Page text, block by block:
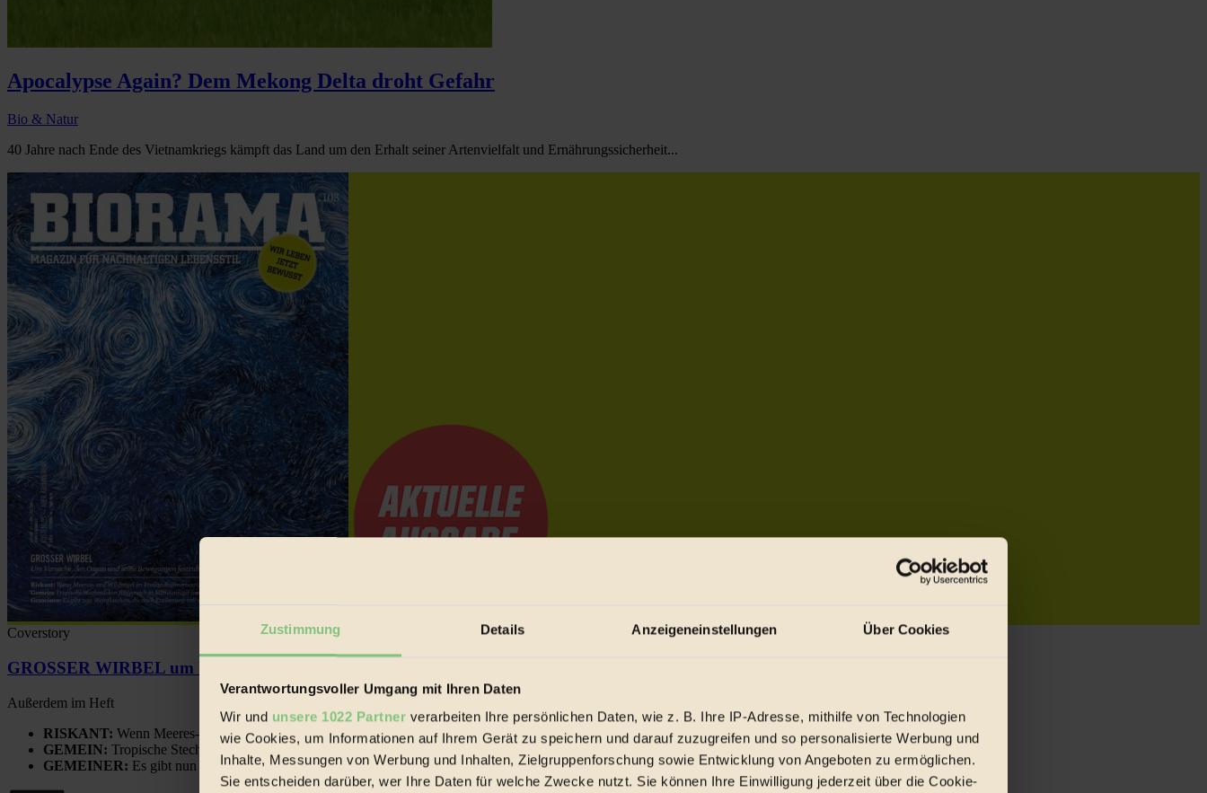
Zustimmung Details Anzeigeneinstellungen Über Cookies
Verantwortungsvoller Umgang mit Ihren Daten
Wir und unsere 1022 Partner verarbeiten Ihre persönlichen Daten, wie z. B. Ihre IP-Adresse, mithilfe von Technologien
wie Cookies, um Informationen auf Ihrem Gerät zu speichern und darauf zuzugreifen und so personalisierte Werbung und
Inhalte, Messungen von Werbung und Inhalten, Zielgruppenforschung sowie Entwicklung von Angeboten zu ermöglichen.
Sie entscheiden darüber, wer Ihre Daten für welche Zwecke nutzt. Sie können Ihre Einwilligung jederzeit über die Cookie-
Apocalypse Again? Dem Mekong Delta droht Gefahr
Bio & Natur
40 Jahre nach Ende des Vietnamkriegs kämpft das Land um den Erhalt seiner Artenvielfalt und Ernährungssicherheit...
Coverstory
GROSSER WIRBEL um Versuche, den Ozean und seine Bewegungen festzuhalten.
Außerdem im Heft
RISKANT: Wenn Meeres- und Wildvögel im Freilandhühnerbetrieb vorbeischauen.
GEMEIN: Tropische Stechmücken fühlen sich in Mitteleuropa inziwschen oft zu Hause.
GEMEINER: Es gibt nun Weinflaschen, die nach Entleerung voll wieder zu dir zurückkommen.